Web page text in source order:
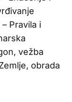
Pravila i
vežba
obrada